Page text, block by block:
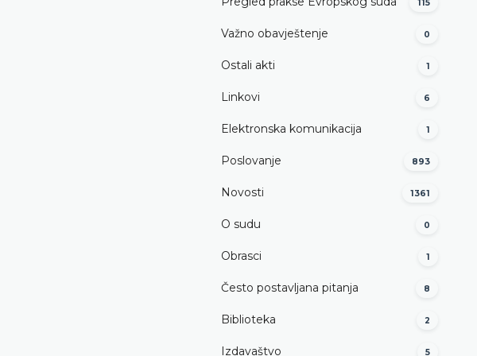
115
Važno obavještenje 0
Ostali akti 1
Linkovi 6
Elektronska komunikacija 1
Poslovanje 893
Novosti 1361
O sudu 0
Obrasci 1
Često postavljana pitanja 8
Biblioteka 2
Izdavaštvo 5